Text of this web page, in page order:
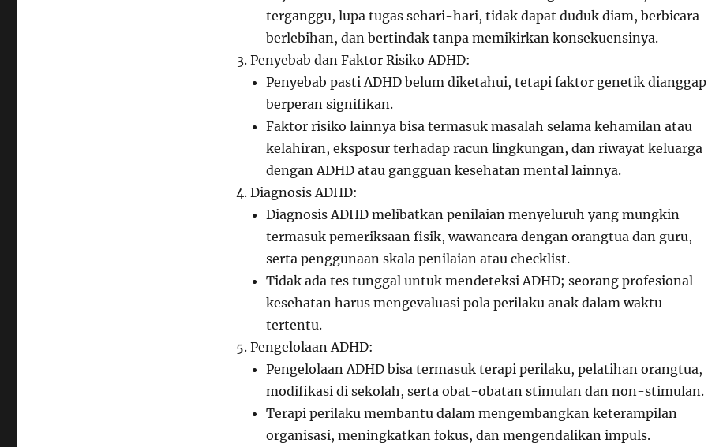
terganggu, lupa tugas sehari-hari, tidak dapat duduk diam, berbicara
berlebihan, dan bertindak tanpa memikirkan konsekuensinya.
Penyebab dan Faktor Risiko ADHD:
Penyebab pasti ADHD belum diketahui, tetapi faktor genetik dianggap
berperan signifikan.
Faktor risiko lainnya bisa termasuk masalah selama kehamilan atau
kelahiran, eksposur terhadap racun lingkungan, dan riwayat keluarga
dengan ADHD atau gangguan kesehatan mental lainnya.
Diagnosis ADHD:
Diagnosis ADHD melibatkan penilaian menyeluruh yang mungkin
termasuk pemeriksaan fisik, wawancara dengan orangtua dan guru,
serta penggunaan skala penilaian atau checklist.
Tidak ada tes tunggal untuk mendeteksi ADHD; seorang profesional
kesehatan harus mengevaluasi pola perilaku anak dalam waktu
tertentu.
Pengelolaan ADHD:
Pengelolaan ADHD bisa termasuk terapi perilaku, pelatihan orangtua,
modifikasi di sekolah, serta obat-obatan stimulan dan non-stimulan.
Terapi perilaku membantu dalam mengembangkan keterampilan
organisasi, meningkatkan fokus, dan mengendalikan impuls.